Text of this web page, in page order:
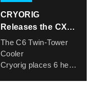
在 0.4–1.6 μm 之間，
提供最佳化的導熱膏
附著條件。相比過於
粗糙（>2.0 μm）或
過度平滑（<0.2
科技氛圍。無論是效
能還是外觀，Gladius
Astral 都體現了
簡化升級，採用全新
模組化扣具設計，安
It can arrange the
display frequency
their own
preferences.
480X480 pixel
resolution, more than
CRYORIG
Releases the CX6
CPU COOLER
The C6 Twin-Tower
Cooler
Cryorig places 6 heat